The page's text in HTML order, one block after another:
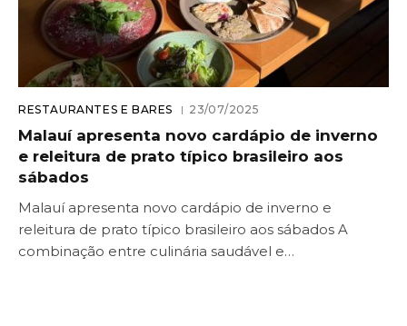
RESTAURANTES E BARES 23/07/2025
Malauí apresenta novo cardápio de inverno
e releitura de prato típico brasileiro aos
sábados
Malauí apresenta novo cardápio de inverno e
releitura de prato típico brasileiro aos sábados A
combinação entre culinária saudável e…